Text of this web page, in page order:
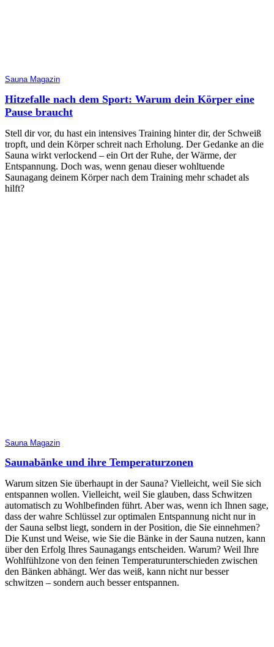
Sauna Magazin
Hitzefalle nach dem Sport: Warum dein Körper eine
Pause braucht
Stell dir vor, du hast ein intensives Training hinter dir, der Schweiß
tropft, und dein Körper schreit nach Erholung. Der Gedanke an die
Sauna wirkt verlockend – ein Ort der Ruhe, der Wärme, der
Entspannung. Doch was, wenn genau dieser wohltuende
Saunagang deinem Körper nach dem Training mehr schadet als
hilft?
Sauna Magazin
Saunabänke und ihre Temperaturzonen
Warum sitzen Sie überhaupt in der Sauna? Vielleicht, weil Sie sich
entspannen wollen. Vielleicht, weil Sie glauben, dass Schwitzen
automatisch zu Wohlbefinden führt. Aber was, wenn ich Ihnen sage,
dass der wahre Schlüssel zur optimalen Entspannung nicht nur in
der Sauna selbst liegt, sondern in der Position, die Sie einnehmen?
Die Kunst und Weise, wie Sie die Bänke in der Sauna nutzen, kann
über den Erfolg Ihres Saunagangs entscheiden. Warum? Weil Ihre
Wohlfühlzone von den feinen Temperaturunterschieden zwischen
den Bänken abhängt. Wer das weiß, kann nicht nur besser
schwitzen – sondern auch besser entspannen.